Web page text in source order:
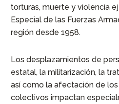
torturas, muerte y violencia
Especial de las Fuerzas
región desde 1958.
Los desplazamientos de
estatal, la militarización, la
así como la afectación de
colectivos impactan